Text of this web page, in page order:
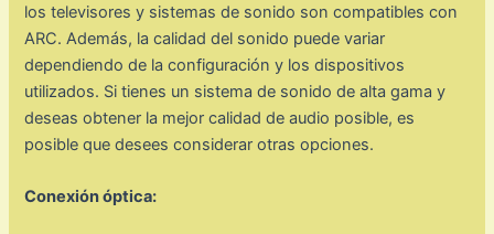
los televisores y sistemas de sonido son compatibles con
ARC. Además, la calidad del sonido puede variar
dependiendo de la configuración y los dispositivos
utilizados. Si tienes un sistema de sonido de alta gama y
deseas obtener la mejor calidad de audio posible, es
posible que desees considerar otras opciones.
Conexión óptica: